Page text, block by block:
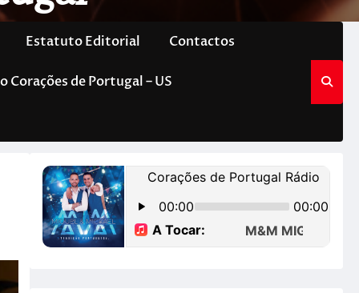
Estatuto Editorial Contactos
Corações de Portugal – US